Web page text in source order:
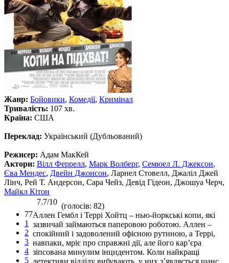
Жанр: Бойовики, Комедії, Кримінал
Тривалість: 107 хв.
Країна: США
Переклад: Український (Дубльований)
Режисер: Адам МакКей
Актори: Вілл Феррелл, Марк Волберг, Семюел Л. Джексон,
Єва Мендес, Двейн Джонсон, Ларнел Стовелл, Джаліл Джей
Лінч, Рей Т. Андерсон, Сара Чейз, Девід Гідеон, Джошуа Черч,
Майкл Кітон
77
1
2
3
4
5
7.7/10 (голосів: 82)
Аллен Гембл і Террі Хойтц – нью-йоркські копи, які
зазвичай займаються паперовою роботою. Аллен –
спокійний і задоволений офісною рутиною, а Террі,
навпаки, мріє про справжні дії, але його кар’єра
зіпсована минулим інцидентом. Коли найкращі
детективи відділу вибувають, у них з’являється шанс